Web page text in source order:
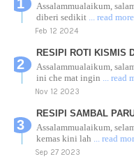
Assalammualaikum,
diberi sedikit ... read more
Feb 12 2024
RESIPI ROTI KISMIS
Assalammualaikum,
ini che mat ingin ... read
Nov 12 2023
RESIPI SAMBAL
Assalammualaikum,
kemas kini lah ... read
Sep 27 2023